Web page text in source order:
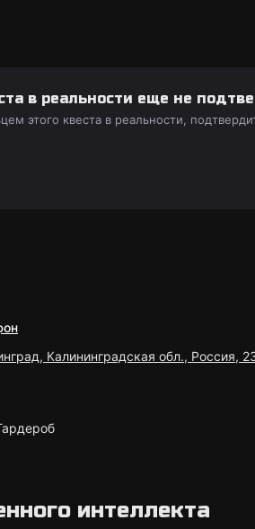
в реальности еще не
этого квеста в реальности,
Калининградская обл., Россия,
интеллекта